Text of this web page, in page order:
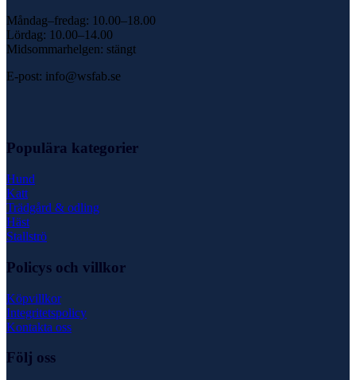
Måndag–fredag: 10.00–18.00
Lördag: 10.00–14.00
Midsommarhelgen: stängt
E-post: info@wsfab.se
Populära kategorier
Hund
Katt
Trädgård & odling
Häst
Stallströ
Policys och villkor
Köpvillkor
Integritetspolicy
Kontakta oss
Följ oss